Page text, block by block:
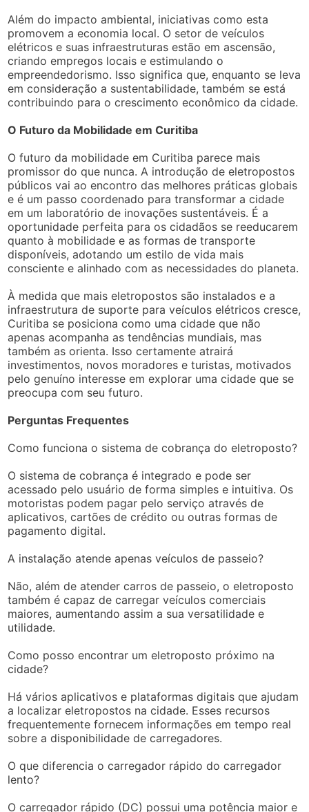
Além do impacto ambiental, iniciativas como esta
promovem a economia local. O setor de veículos
elétricos e suas infraestruturas estão em ascensão,
criando empregos locais e estimulando o
empreendedorismo. Isso significa que, enquanto se leva
em consideração a sustentabilidade, também se está
contribuindo para o crescimento econômico da cidade.
O Futuro da Mobilidade em Curitiba
O futuro da mobilidade em Curitiba parece mais
promissor do que nunca. A introdução de eletropostos
públicos vai ao encontro das melhores práticas globais
e é um passo coordenado para transformar a cidade
em um laboratório de inovações sustentáveis. É a
oportunidade perfeita para os cidadãos se reeducarem
quanto à mobilidade e as formas de transporte
disponíveis, adotando um estilo de vida mais
consciente e alinhado com as necessidades do planeta.
À medida que mais eletropostos são instalados e a
infraestrutura de suporte para veículos elétricos cresce,
Curitiba se posiciona como uma cidade que não
apenas acompanha as tendências mundiais, mas
também as orienta. Isso certamente atrairá
investimentos, novos moradores e turistas, motivados
pelo genuíno interesse em explorar uma cidade que se
preocupa com seu futuro.
Perguntas Frequentes
Como funciona o sistema de cobrança do eletroposto?
O sistema de cobrança é integrado e pode ser
acessado pelo usuário de forma simples e intuitiva. Os
motoristas podem pagar pelo serviço através de
aplicativos, cartões de crédito ou outras formas de
pagamento digital.
A instalação atende apenas veículos de passeio?
Não, além de atender carros de passeio, o eletroposto
também é capaz de carregar veículos comerciais
maiores, aumentando assim a sua versatilidade e
utilidade.
Como posso encontrar um eletroposto próximo na
cidade?
Há vários aplicativos e plataformas digitais que ajudam
a localizar eletropostos na cidade. Esses recursos
frequentemente fornecem informações em tempo real
sobre a disponibilidade de carregadores.
O que diferencia o carregador rápido do carregador
lento?
O carregador rápido (DC) possui uma potência maior e